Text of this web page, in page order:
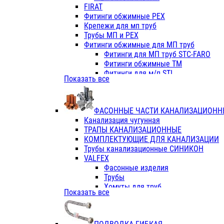
Фитинги ПП белые
Фитинги ПП белые
Фитинги ППс металл.белые
VALFEX
Трубы PE-RT
Трубы ПП водопровод белые
Трубы ПП водопровод серые
Трубы армированные
Трубы армированные
Фитинги с металл. серые
Фитинги ПП (серые)
Фитинги ПП белые
Краны
Фитинги ПП (белые)
Фитинги ПП с металлом белые
ПК КОНТУР
Краны полипропиленовые
Трубы полипропиленивые
FIRAT
Фитинги обжимные PEX
Крепежи для мп труб
Трубы МП и PEX
Фитинги обжимные для МП труб
Фитинги для МП труб STC-FARO
Фитинги обжимные ТМ
Фитинги для м/п STI
Фитинги для МП труб TITAN
TK
VALFEX
Показать все
ФАСОННЫЕ ЧАСТИ
Канализация чугунная
ТРАПЫ КАНАЛИЗАЦИОННЫЕ
КОМПЛЕКТУЮЩИЕ ДЛЯ КАНАЛИЗАЦИИ
Трубы канализационные СИНИКОН
VALFEX
Фасонные изделия
Трубы
Хомуты для труб
ПВХ (стройполимер)
Показать все